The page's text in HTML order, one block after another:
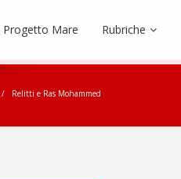
Progetto Mare Rubriche
Relitti e Ras Mohammed